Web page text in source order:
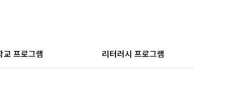
교 프로그램 리터러시 프로그램